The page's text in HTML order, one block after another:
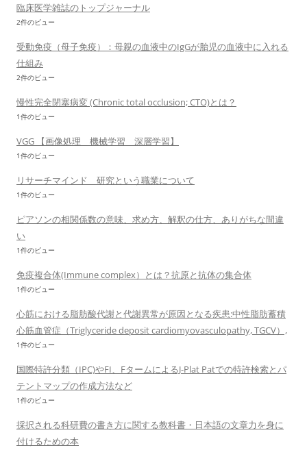
臨床医学雑誌のトップジャーナル
2件のビュー
受動免疫（母子免疫）：母親の血液中のIgGが胎児の血液中に入れる
仕組み
2件のビュー
慢性完全閉塞病変 (Chronic total occlusion; CTO)とは？
1件のビュー
VGG 【画像処理 機械学習 深層学習】
1件のビュー
リサーチマインド 研究という職業について
1件のビュー
ピアソンの相関係数の意味、求め方、解釈の仕方、ありがちな間違
い
1件のビュー
免疫複合体(Immune complex）とは？抗原と抗体の集合体
1件のビュー
心筋における脂肪酸代謝と代謝異常が原因となる疾患:中性脂肪蓄積
心筋血管症（Triglyceride deposit cardiomyovasculopathy, TGCV）,
1件のビュー
国際特許分類（IPC)やFI、FタームによるJ-Plat Patでの特許検索とパ
テントマップの作成方法など
1件のビュー
採択される科研費の書き方に関する教科書・日本語の文章力を身に
付けるための本